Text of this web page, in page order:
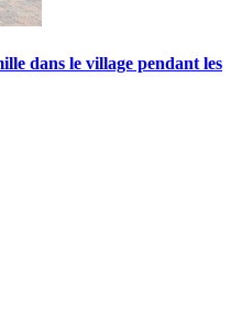
dans le village pendant les